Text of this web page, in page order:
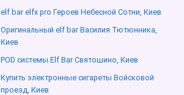
elf bar elfx pro Героев Небесной Сотни, Киев
Оригинальный elf bar Василия Тютюнника,
Киев
POD системы Elf Bar Святошино, Киев
Купить электронные сигареты Войсковой
проезд, Киев